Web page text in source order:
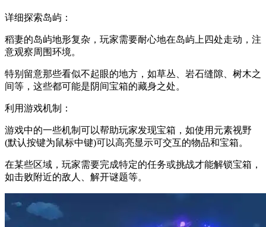
详细探索岛屿：
稻妻的岛屿地形复杂，玩家需要耐心地在岛屿上四处走动，注
意观察周围环境。
特别留意那些看似不起眼的地方，如草丛、岩石缝隙、树木之
间等，这些都可能是阴间宝箱的藏身之处。
利用游戏机制：
游戏中的一些机制可以帮助玩家发现宝箱，如使用元素视野
(默认按键为鼠标中键)可以高亮显示可交互的物品和宝箱。
在某些区域，玩家需要完成特定的任务或挑战才能解锁宝箱，
如击败附近的敌人、解开谜题等。